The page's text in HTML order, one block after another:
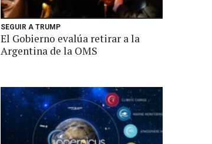
SEGUIR A TRUMP
El Gobierno evalúa retirar a la
Argentina de la OMS